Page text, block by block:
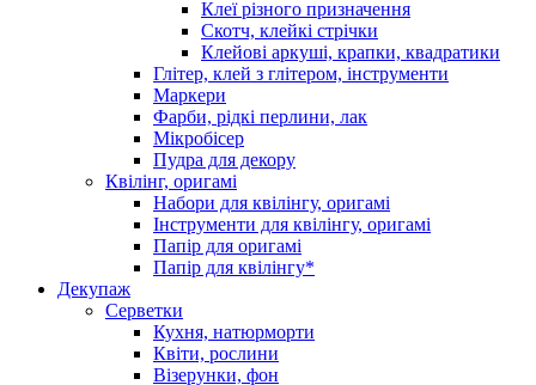
Клеї різного призначення
Скотч, клейкі стрічки
Клейові аркуші, крапки, квадратики
Глітер, клей з глітером, інструменти
Маркери
Фарби, рідкі перлини, лак
Мікробісер
Пудра для декору
Квілінг, оригамі
Набори для квілінгу, оригамі
Інструменти для квілінгу, оригамі
Папір для оригамі
Папір для квілінгу*
Декупаж
Серветки
Кухня, натюрморти
Квіти, рослини
Візерунки, фон